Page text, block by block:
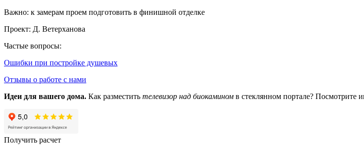
Важно: к замерам проем подготовить в финишной отделке
Проект: Д. Ветерханова
Частые вопросы:
Ошибки при постройке душевых
Отзывы о работе с нами
Идеи для вашего дома. Как разместить телевизор над биокамином в стеклянном портале? Посмотрите
Получить расчет